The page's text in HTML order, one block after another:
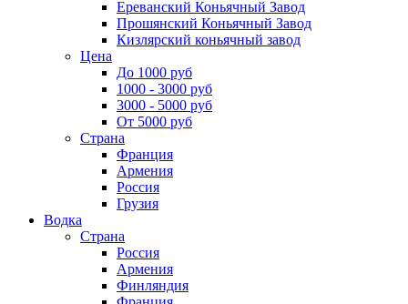
Ереванский Коньячный Завод
Прошянский Коньячный Завод
Кизлярский коньячный завод
Цена
До 1000 руб
1000 - 3000 руб
3000 - 5000 руб
От 5000 руб
Страна
Франция
Армения
Россия
Грузия
Водка
Страна
Россия
Армения
Финляндия